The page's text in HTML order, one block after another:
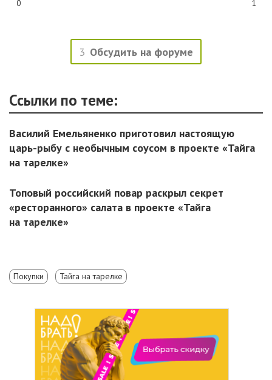
0 1
3 Обсудить на форуме
Ссылки по теме:
Василий Емельяненко приготовил настоящую
царь-рыбу с необычным соусом в проекте «Тайга
на тарелке»
Топовый российский повар раскрыл секрет
«ресторанного» салата в проекте «Тайга
на тарелке»
Покупки Тайга на тарелке